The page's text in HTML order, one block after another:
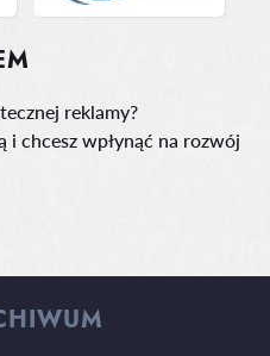
reklamy?
i chcesz wpłynąć na rozwój